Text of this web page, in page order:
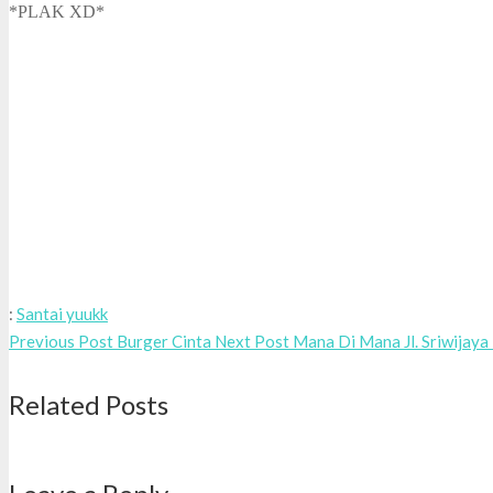
*PLAK XD*
: Santai yuukk
Previous Post Burger Cinta Next Post Mana Di Mana Jl. Sriwijaya
Related Posts